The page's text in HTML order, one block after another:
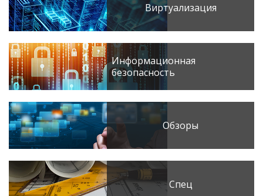
Виртуализация
Информационная
безопасность
Обзоры
Спец